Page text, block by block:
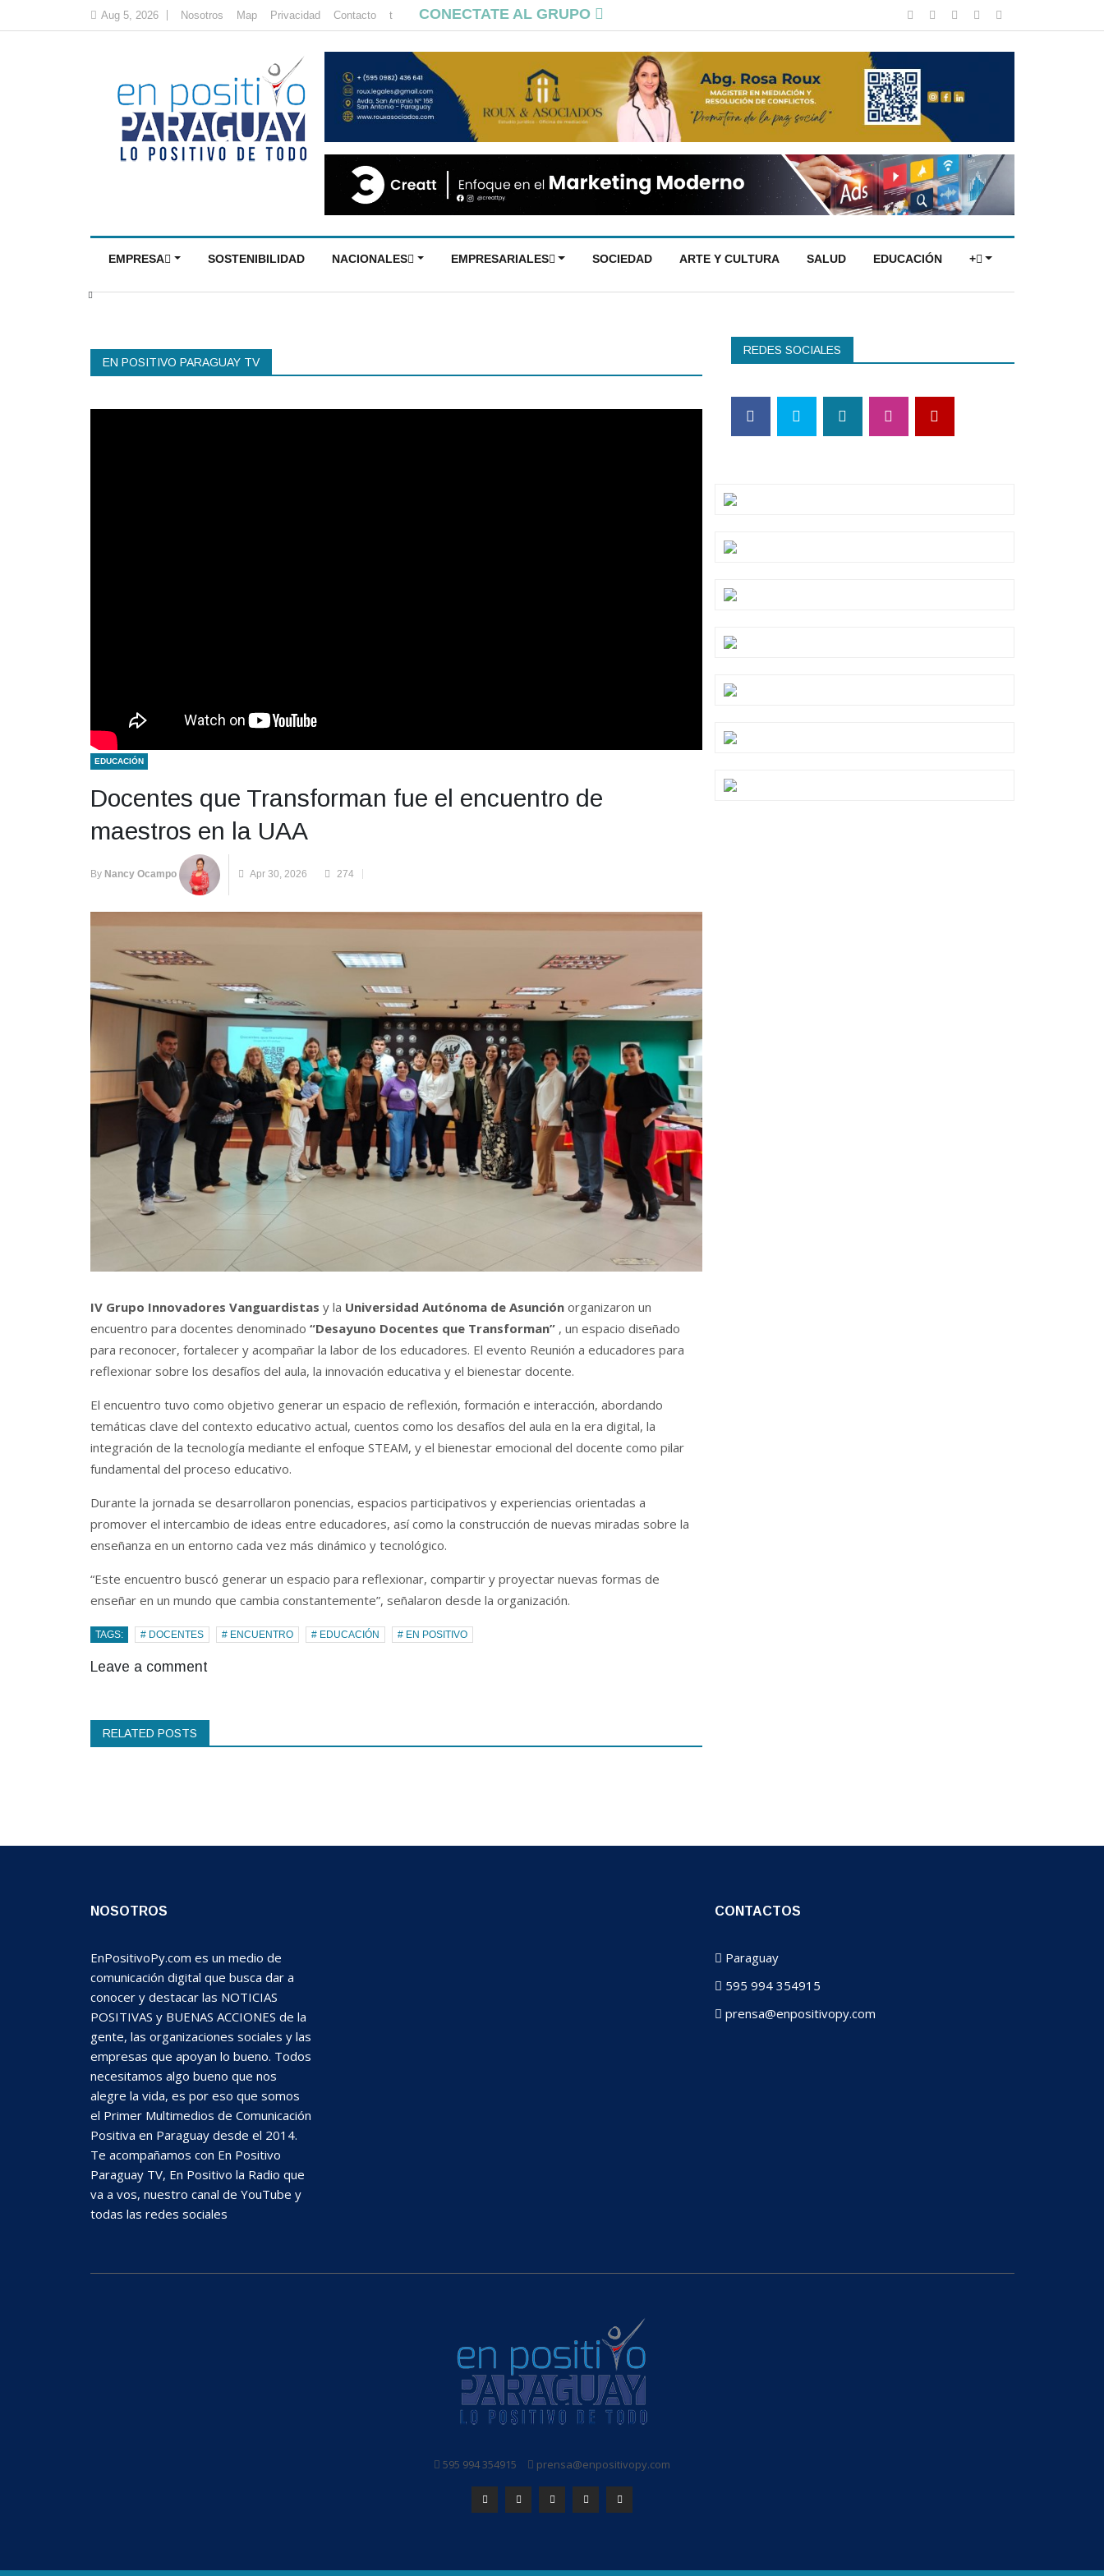
Aug 5, 2026 Nosotros Map Privacidad Contacto t CONECTATE AL GRUPO
EMPRESA SOSTENIBILIDAD NACIONALES EMPRESARIALES SOCIEDAD ARTE Y CULTURA SALUD EDUCACIÓN +
EN POSITIVO PARAGUAY TV
EDUCACIÓN
Docentes que Transforman fue el encuentro de
maestros en la UAA
By Nancy Ocampo Apr 30, 2026 274
IV Grupo Innovadores Vanguardistas y la Universidad Autónoma de Asunciónorganizaron un
encuentro para docentes denominado “Desayuno Docentes que Transforman”, un espacio diseñado
para reconocer, fortalecer y acompañar la labor de los educadores. El evento Reunión a educadores para
reflexionar sobre los desafíos del aula, la innovación educativa y el bienestar docente.
El encuentro tuvo como objetivo generar un espacio de reflexión, formación e interacción, abordando
temáticas clave del contexto educativo actual, cuentos como los desafíos del aula en la era digital, la
integración de la tecnología mediante el enfoque STEAM, y el bienestar emocional del docente como pilar
fundamental del proceso educativo.
Durante la jornada se desarrollaron ponencias, espacios participativos y experiencias orientadas a
promover el intercambio de ideas entre educadores, así como la construcción de nuevas miradas sobre la
enseñanza en un entorno cada vez más dinámico y tecnológico.
“Este encuentro buscó generar un espacio para reflexionar, compartir y proyectar nuevas formas de
enseñar en un mundo que cambia constantemente”, señalaron desde la organización.
TAGS: # DOCENTES # ENCUENTRO # EDUCACIÓN # EN POSITIVO
Leave a comment
RELATED POSTS
REDES SOCIALES
NOSOTROS
EnPositivoPy.com es un medio de
comunicación digital que busca dar a
conocer y destacar las NOTICIAS
POSITIVAS y BUENAS ACCIONES de la
gente, las organizaciones sociales y las
empresas que apoyan lo bueno. Todos
necesitamos algo bueno que nos
alegre la vida, es por eso que somos
el Primer Multimedios de Comunicación
Positiva en Paraguay desde el 2014.
Te acompañamos con En Positivo
Paraguay TV, En Positivo la Radio que
va a vos, nuestro canal de YouTube y
todas las redes sociales
CONTACTOS
Paraguay
595 994 354915
prensa@enpositivopy.com
595 994 354915 prensa@enpositivopy.com